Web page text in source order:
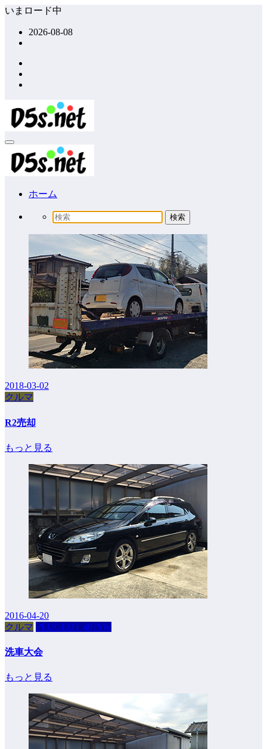
コ
ッ
プ
いまロード中
2026-08-08
ホーム
2018-03-02
クルマ
R2売却
もっと見る
2016-04-20
クルマ PEUGEOT 407SW
洗車大会
もっと見る